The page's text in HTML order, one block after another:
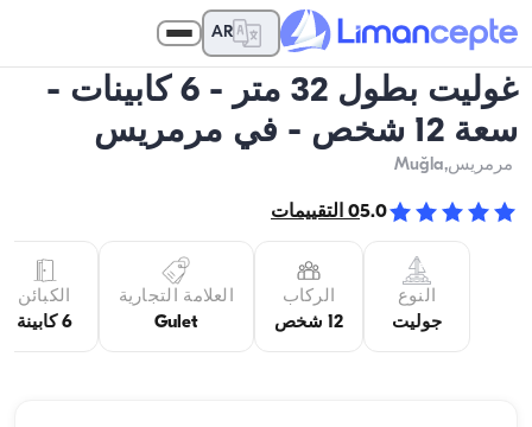
AR
غوليت بطول 32 متر - 6 كابينات -
سعة 12 شخص - في مرمريس
مرمريس,Muğla
5.0
0 التقييمات
النوع
جوليت
الركاب
12 شخص
العلامة التجارية
Gulet
الكبائن